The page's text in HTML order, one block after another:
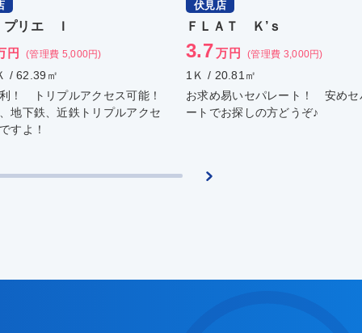
プリエ Ｉ
円
(管理費 5,000円)
/ 62.39㎡
！ トリプルアクセス可能！
下鉄、近鉄トリプルアクセ
すよ！
伏見店
ＦＬＡＴ Ｋ’ｓ
3.7万円 (管理費 3,000円)
1Ｋ / 20.81㎡
お求め易いセパレート！ 安めセ
ートでお探しの方どうぞ♪